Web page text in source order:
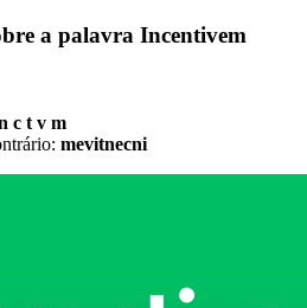
a palavra Incentivem
c t v m
mevitnecni